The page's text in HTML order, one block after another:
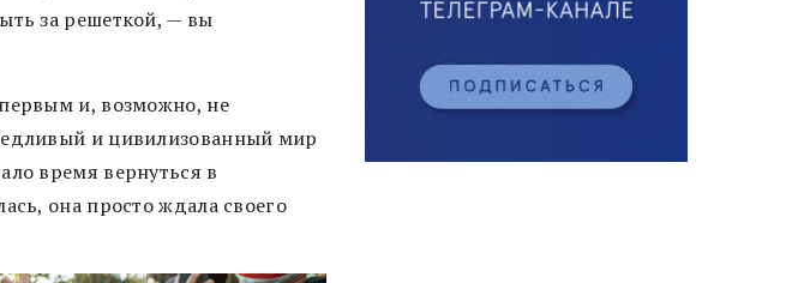
за решеткой, — вы
и, возможно, не
и цивилизованный мир
время вернуться в
она просто ждала своего